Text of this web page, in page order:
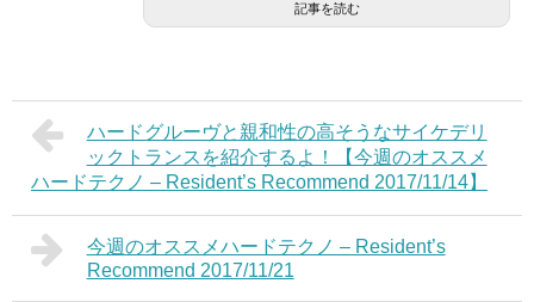
記事を読む
ハードグルーヴと親和性の高そうなサイケデリ
ックトランスを紹介するよ！【今週のオススメ
ハードテクノ – Resident’s Recommend 2017/11/14】
今週のオススメハードテクノ – Resident’s
Recommend 2017/11/21